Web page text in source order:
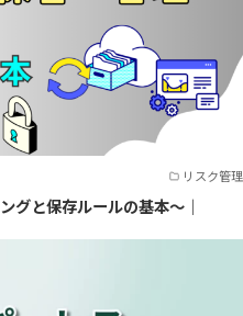
リスク管理
グと保存ルールの基本～｜